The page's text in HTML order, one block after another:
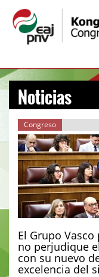
Noticias
Congreso
El Grupo
no perjudique
con su nuevo
excelencia del